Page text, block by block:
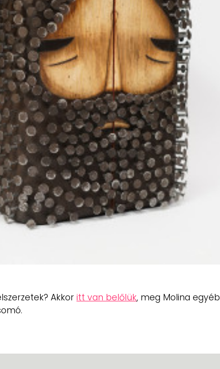
Akkor itt van belőlük, meg Molina egyéb